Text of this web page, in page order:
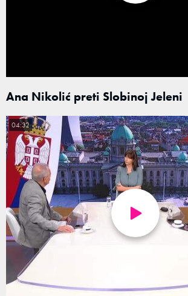
Ana Nikolić preti Slobinoj Jeleni
04:32